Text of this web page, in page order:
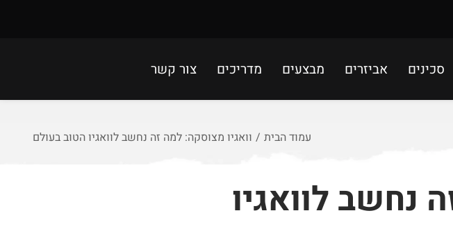
סכינים אביזרים מבצעים מדריכים צור קשר
עמוד הבית / וואגיו מצוסקה: למה זה נחשב לוואגיו הטוב בעולם
נחשב לוואגיו